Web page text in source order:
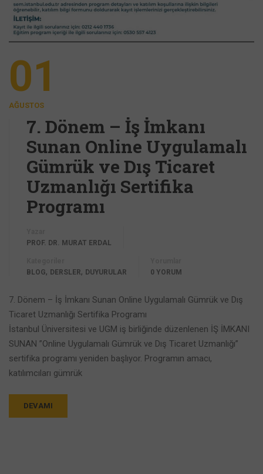
01
AĞUSTOS
7. Dönem – İş İmkanı
Sunan Online Uygulamalı
Gümrük ve Dış Ticaret
Uzmanlığı Sertifika
Programı
PROF. DR. MURAT ERDAL
BLOG, DERSLER, DUYURULAR
0 YORUM
7. Dönem – İş İmkanı Sunan Online Uygulamalı Gümrük ve Dış
Ticaret Uzmanlığı Sertifika Programı
İstanbul Üniversitesi ve UGM iş birliğinde düzenlenen İŞ İMKANI
SUNAN ”Online Uygulamalı Gümrük ve Dış Ticaret Uzmanlığı”
sertifika programı yeniden başlıyor. Programın amacı,
katılımcıları gümrük
DEVAMI